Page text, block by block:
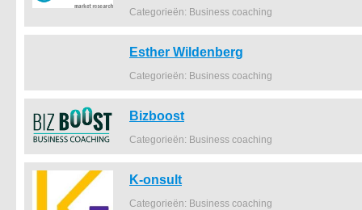
Categorieën: Business coaching
Esther Wildenberg
Categorieën: Business coaching
Bizboost
Categorieën: Business coaching
K-onsult
Categorieën: Business coaching